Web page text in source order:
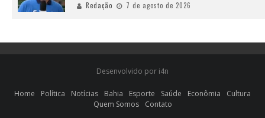
Redação 7 de agosto de 2026
Desenvolvido por i4n
Home Política Notícias Bahia Esporte Saúde Econômia
Cultura
Quem Somos
Contato